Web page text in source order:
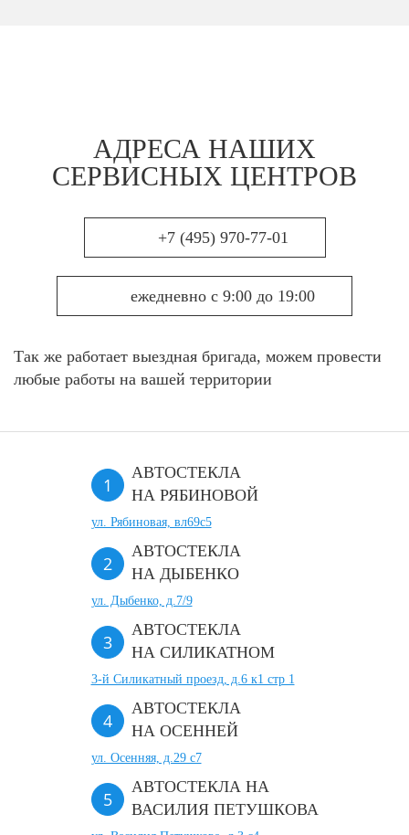
АДРЕСА НАШИХ
СЕРВИСНЫХ ЦЕНТРОВ
+7 (495) 970-77-01
ежедневно с 9:00 до 19:00
Так же работает выездная бригада, можем провести
любые работы на вашей территории
АВТОСТЕКЛА
НА РЯБИНОВОЙ
ул. Рябиновая, вл69с5
АВТОСТЕКЛА
НА ДЫБЕНКО
ул. Дыбенко, д.7/9
АВТОСТЕКЛА
НА СИЛИКАТНОМ
3-й Силикатный проезд, д.6 к1 стр 1
АВТОСТЕКЛА
НА ОСЕННЕЙ
ул. Осенняя, д.29 с7
АВТОСТЕКЛА НА
ВАСИЛИЯ ПЕТУШКОВА